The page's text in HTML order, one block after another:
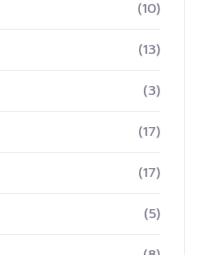
(10)
(13)
(3)
(17)
(17)
(5)